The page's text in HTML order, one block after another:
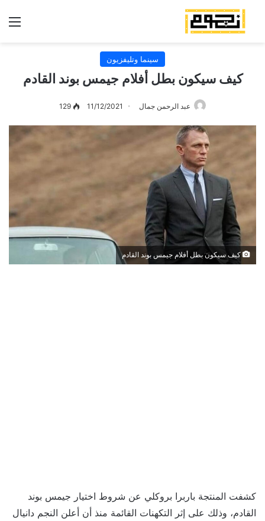
سينما وتليفزيون
كيف سيكون بطل أفلام جيمس بوند القادم
عبد الرحمن جمال 11/12/2021
129
كيف سيكون بطل أفلام جيمس بوند القادم
كشفت المنتجة باربرا بروكلي عن شروط اختيار جيمس بوند
القادم، وذلك على إثر التكهنات القائمة منذ أن أعلن النجم دانيال